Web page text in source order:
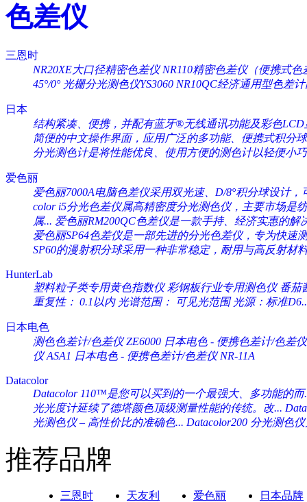
色差仪
三恩时
NR20XE大口径精密色差仪 NR110精密色差仪（便携式色
45°/0° 光栅分光测色仪YS3060 NR10QC经济通用型色差
日本
结构紧凑、便携，并配有蓝牙®无线通讯功能及彩色LCD
简便的中文操作界面，应用广泛的多功能、便携式积分
分光测色计是将性能优良、使用方便的测色计以轻便小
爱色丽
爱色丽7000A电脑色差仪采用双光速、D/8°积分球设计，
color i5分光色差仪属高精密度分光测色仪，主要市场是
属... 爱色丽RM200QC色差仪是一款手持、经济实惠的解
爱色丽SP64色差仪是一部先进的分光色差仪，专为快速
SP60的漫射积分球采用一种非常稳定，耐用与高反射材料
HunterLab
塑料粒子类专用黄色指数仪 彩钢板行业专用测色仪 番茄
重复性： 0.1以内 光谱范围： 可见光范围 光源：标准
日本电色
测色色差计/色差仪 ZE6000 日本电色 - 便携色差计/色差
仪 ASA1 日本电色 - 便携色差计/色差仪 NR-11A
Datacolor
Datacolor 110™是您可以买到的一个最强大、多功能的而
光光度计延续了德塔颜色顶级测量性能的传统。改...
光测色仪 – 高性价比的准确色... Datacolor200 分光测色
推荐品牌
三恩时 天友利 爱色丽 日本品牌